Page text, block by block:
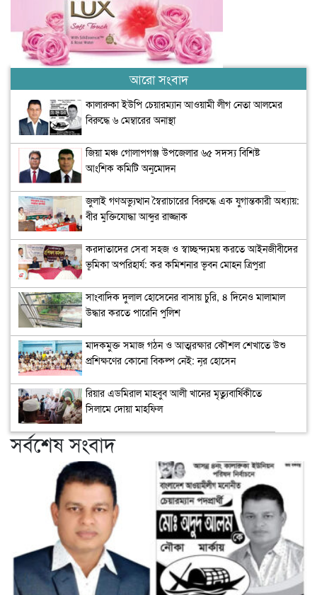
আরো সংবাদ
কালারুকা ইউপি চেয়ারম্যান আওয়ামী লীগ নেতা আলমের
বিরুদ্ধে ৬ মেম্বারের অনাস্থা
জিয়া মঞ্চ গোলাপগঞ্জ উপজেলার ৬৫ সদস্য বিশিষ্ট
আংশিক কমিটি অনুমোদন
জুলাই গণঅভ্যুত্থান স্বৈরাচারের বিরুদ্ধে এক যুগান্তকারী অধ্যায়:
বীর মুক্তিযোদ্ধা আব্দুর রাজ্জাক
করদাতাদের সেবা সহজ ও স্বাচ্ছন্দ্যময় করতে আইনজীবীদের
ভূমিকা অপরিহার্য: কর কমিশনার ভূবন মোহন ত্রিপুরা
সাংবাদিক দুলাল হোসেনের বাসায় চুরি, ৪ দিনেও মালামাল
উদ্ধার করতে পারেনি পুলিশ
মাদকমুক্ত সমাজ গঠন ও আত্মরক্ষার কৌশল শেখাতে উশু
প্রশিক্ষণের কোনো বিকল্প নেই: নূর হোসেন
রিয়ার এডমিরাল মাহবুব আলী খানের মৃত্যুবার্ষিকীতে
সিলামে দোয়া মাহফিল
সর্বশেষ সংবাদ